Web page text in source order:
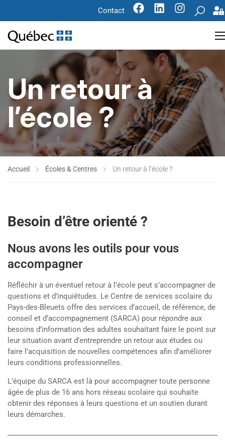
Contact
Un retour à
l’école ?
Accueil Écoles & Centres Un retour à l’école ?
Besoin d’être orienté ?
Nous avons les outils pour vous
accompagner
Réfléchir à un éventuel retour à l’école peut s’accompagner de
questions et d’inquiétudes. Le Centre de services scolaire du
Pays-des-Bleuets offre des services d’accueil, de référence, de
conseil et d’accompagnement (SARCA) pour répondre aux
besoins d’information des adultes souhaitant faire le point sur
leur situation avant d’entreprendre un retour aux études ou
faire l’acquisition de nouvelles compétences afin d’améliorer
leurs conditions professionnelles.
L’équipe du SARCA est là pour accompagner toute personne
âgée de plus de 16 ans hors réseau scolaire qui souhaite
obtenir des réponses à leurs questions et un soutien durant
leurs démarches.